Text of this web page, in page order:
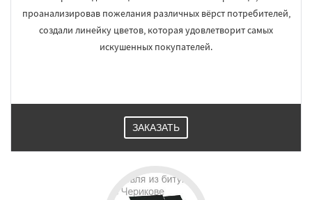
проанализировав пожелания различных вёрст потребителей,
создали линейку цветов, которая удовлетворит самых
искушенных покупателей.
ЗАКАЗАТЬ